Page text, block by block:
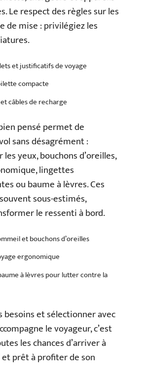
Le respect des règles sur les
de mise : privilégiez les
et justificatifs de voyage
compacte
câbles de recharge
pensé permet de
sans désagrément :
yeux, bouchons d’oreilles,
lingettes
ou baume à lèvres. Ces
sous-estimés,
le ressenti à bord.
et bouchons d’oreilles
ergonomique
à lèvres pour lutter contre la
besoins et sélectionner avec
le voyageur, c’est
les chances d’arriver à
et prêt à profiter de son